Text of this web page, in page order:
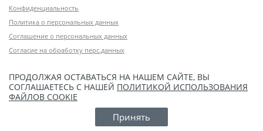
Конфиденциальность
Политика о персональных данных
Соглашение о персональных данных
Согласие на обработку перс.данных
ПРОДОЛЖАЯ ОСТАВАТЬСЯ НА НАШЕМ САЙТЕ, ВЫ
СОГЛАШАЕТЕСЬ С НАШЕЙ ПОЛИТИКОЙ ИСПОЛЬЗОВАНИЯ
ФАЙЛОВ COOKIE
Принять